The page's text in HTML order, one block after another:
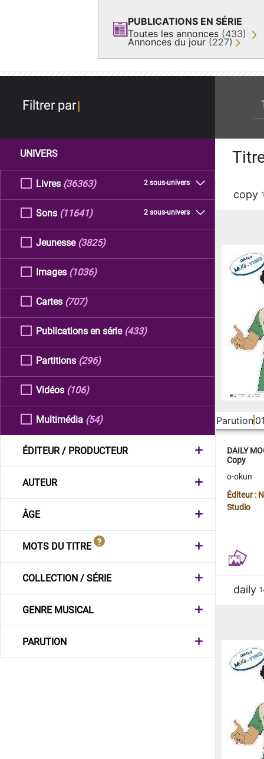
PUBLICATIONS EN SÉRIE
Toutes les annonces (433)
Annonces du jour (227)
Filtrer par
UNIVERS
Livres 2 sous-univers
(36363)
Sons 2 sous-univers
(11641)
Jeunesse (3825)
Images (1036)
Cartes (707)
Publications en série (433)
Partitions (296)
Vidéos (106)
Multimédia (54)
ÉDITEUR / PRODUCTEUR
AUTEUR
ÂGE
MOTS DU TITRE
COLLECTION / SÉRIE
GENRE MUSICAL
PARUTION
copy
Parution
DAILY
Copy
o-okun
Éditeur :
Studio
daily